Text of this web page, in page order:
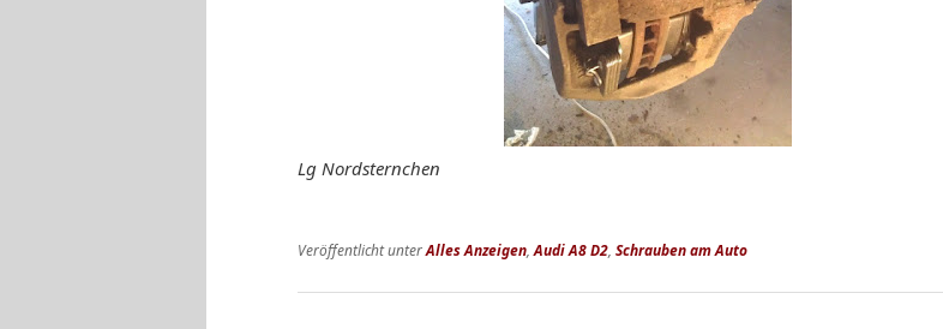
Lg Nordsternchen
Veröffentlicht unterAlles Anzeigen,Audi A8 D2, Schrauben am Auto